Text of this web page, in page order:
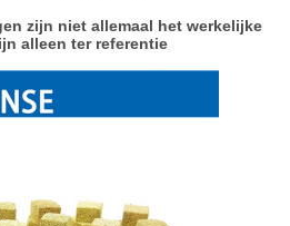
zijn niet allemaal het werkelijke
alleen ter referentie